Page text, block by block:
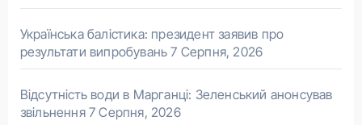
Українська балістика: президент заявив про
результати випробувань 7 Серпня, 2026
Відсутність води в Марганці: Зеленський анонсував
звільнення 7 Серпня, 2026